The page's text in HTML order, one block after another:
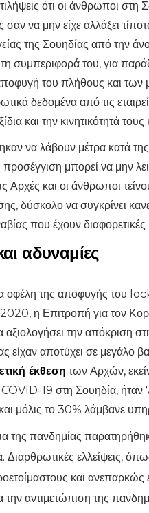
ότι οι άνθρωποι
να μην είχε αλλάξει
της Σουηδίας από την
συμπεριφορά του, για
του πλήθους και των
δεδομένα από τις
και την κινητικότητά
να λάβουν μέτρα κατά
μπορεί να μην
Αρχές και οι άνθρωποι
δύσκολο να συγκρίνει
που έχουν
αδυναμίες
οφέλη της αποφυγής του
η Επιτροπή για τον
την απόκριση
είχαν αποτύχει σε μεγάλο
έκθεση των Αρχών,
COVID-19 στη Σουηδία,
μόλις το 30% λάμβανε
της πανδημίας
Διαρθρωτικές ελλείψεις,
και
την αντιμετώπιση της